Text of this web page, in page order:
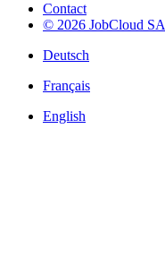
Contact
© 2026 JobCloud SA
Deutsch
Français
English